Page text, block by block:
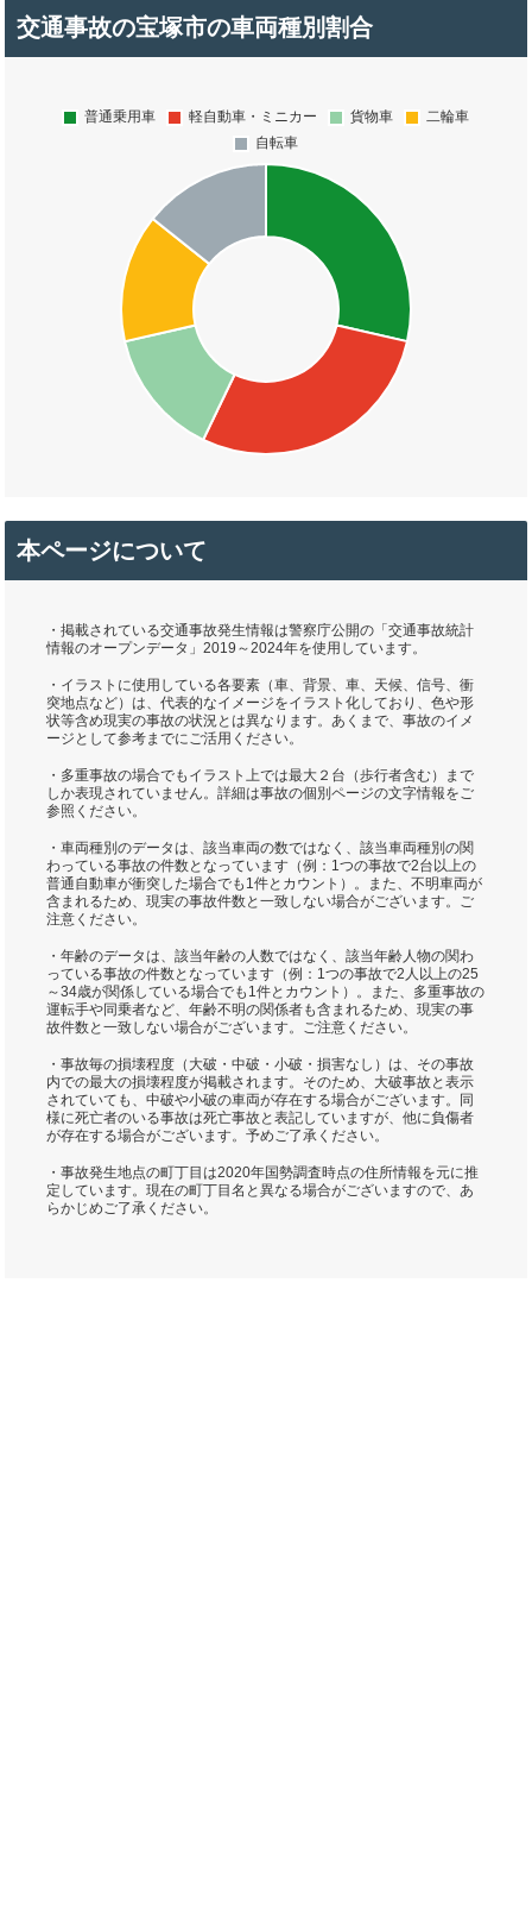
交通事故の宝塚市の車両種別割合
本ページについて
・掲載されている交通事故発生情報は警察庁公開の「交通事故統計
情報のオープンデータ」2019～2024年を使用しています。
・イラストに使用している各要素（車、背景、車、天候、信号、衝
突地点など）は、代表的なイメージをイラスト化しており、色や形
状等含め現実の事故の状況とは異なります。あくまで、事故のイメ
ージとして参考までにご活用ください。
・多重事故の場合でもイラスト上では最大２台（歩行者含む）まで
しか表現されていません。詳細は事故の個別ページの文字情報をご
参照ください。
・車両種別のデータは、該当車両の数ではなく、該当車両種別の関
わっている事故の件数となっています（例：1つの事故で2台以上の
普通自動車が衝突した場合でも1件とカウント）。また、不明車両が
含まれるため、現実の事故件数と一致しない場合がございます。ご
注意ください。
・年齢のデータは、該当年齢の人数ではなく、該当年齢人物の関わ
っている事故の件数となっています（例：1つの事故で2人以上の25
～34歳が関係している場合でも1件とカウント）。また、多重事故の
運転手や同乗者など、年齢不明の関係者も含まれるため、現実の事
故件数と一致しない場合がございます。ご注意ください。
・事故毎の損壊程度（大破・中破・小破・損害なし）は、その事故
内での最大の損壊程度が掲載されます。そのため、大破事故と表示
されていても、中破や小破の車両が存在する場合がございます。同
様に死亡者のいる事故は死亡事故と表記していますが、他に負傷者
が存在する場合がございます。予めご了承ください。
・事故発生地点の町丁目は2020年国勢調査時点の住所情報を元に推
定しています。現在の町丁目名と異なる場合がございますので、あ
らかじめご了承ください。